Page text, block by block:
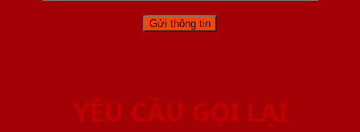
YÊU CẦU GỌI LẠI